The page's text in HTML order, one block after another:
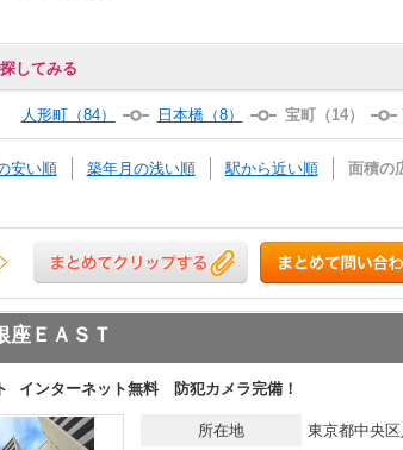
してみる
人形町（84） 日本橋（8） 宝町（14）
安い順 築年月の浅い順 駅から近い順 面積の
座ＥＡＳＴ
インターネット無料 防犯カメラ完備！
所在地
東京都中央